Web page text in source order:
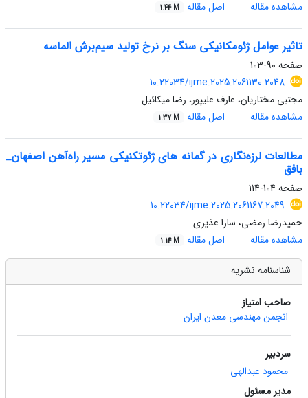
مشاهده مقاله
اصل مقاله 1.44 M
تاثیر عوامل ژئومکانیکی سنگ بر نرخ تولید سیم‌برش الماسه
صفحه 90-103
10.22034/ijme.2025.2061130.2048
مجتبی مختاریان، عارف علیپور، رضا میکائیل
مشاهده مقاله
اصل مقاله 1.37 M
مطالعات لرزه‌نگاری در گمانه های ژئوتکنیکی مسیر راه‌آهن اصفهان_
بافق
صفحه 104-114
10.22034/ijme.2025.2061167.2049
حمیدرضا رمضی، سارا عذیری
مشاهده مقاله
اصل مقاله 1.14 M
شناسنامه نشریه
صاحب امتیاز
انجمن مهندسی معدن ایران
سردبیر
محمود عبدالهی
مدیر مسئول